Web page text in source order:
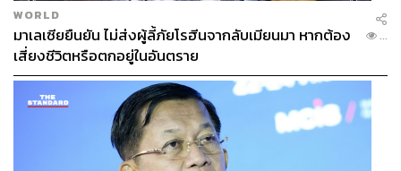
ใช้ตะเกียบกินอาหารอิตาเลียนในทางที่ดูล้อเลียนวัฒนธรรม
การกินของชาวจีน ซึ่ง @dietprada ได้เผยข้อความ Direct
Message ระหว่าง @MichaelaTranova กับตัวดีไซเนอร์
แบรนด์ @stefanogabbana ซึ่งตัวดีไซเนอร์ก็เขียนข้อความ
ตอบกลับอย่างรุนแรงว่า เป็นเพราะทีมงานกลัวผู้มีอำนาจใน
จีน แต่ถ้าเป็นตัวเขา จะไม่มีทางลบคลิปออกจากแอ็กเคานต์
Weibo ของแบรนด์เด็ดขาด แถมยังบอกว่า ต่อไปตอนให้
สัมภาษณ์กับสื่อเมืองนอกจะบอกว่า ‘The Country of shit is
WORLD
มาเลเซียยืนยัน ไม่ส่งผู้ลี้ภัยโรฮีนจากลับเมียนมา หากต้อง
เสี่ยงชีวิตหรือตกอยู่ในอันตราย
...